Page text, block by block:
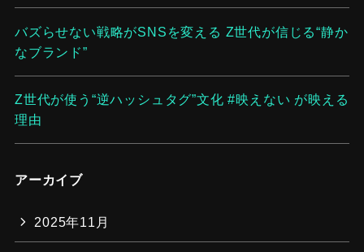
バズらせない戦略がSNSを変える Z世代が信じる“静か
なブランド”
Z世代が使う“逆ハッシュタグ”文化 #映えない が映える
理由
アーカイブ
2025年11月